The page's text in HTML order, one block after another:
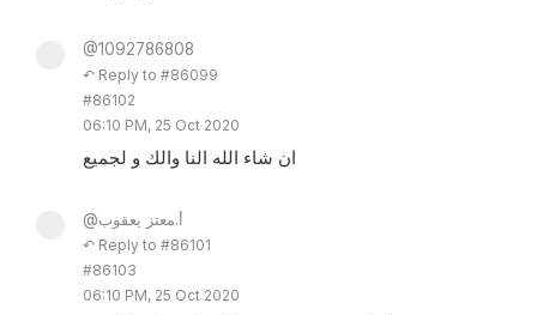
@1092786808
↶ Reply to #86099
#86102
06:10 PM, 25 Oct 2020
ان شاء الله النا والك و لجميع
@أ.معتز يعقوب
↶ Reply to #86101
#86103
06:10 PM, 25 Oct 2020